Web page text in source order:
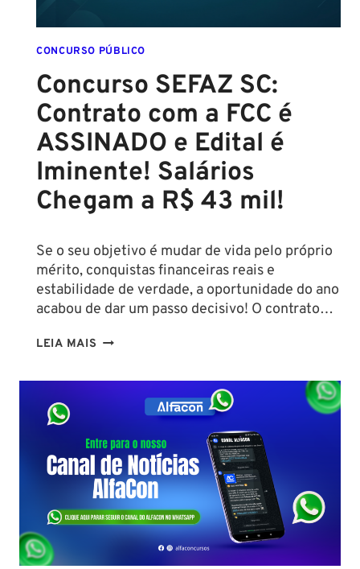
CONCURSO PÚBLICO
Concurso SEFAZ SC:
Contrato com a FCC é
ASSINADO e Edital é
Iminente! Salários
Chegam a R$ 43 mil!
Se o seu objetivo é mudar de vida pelo próprio
mérito, conquistas financeiras reais e
estabilidade de verdade, a oportunidade do ano
acabou de dar um passo decisivo! O contrato…
LEIA MAIS CONCURSO
SC:
CONTRATO
A
FCC
É
ASSINADO
E
EDITAL